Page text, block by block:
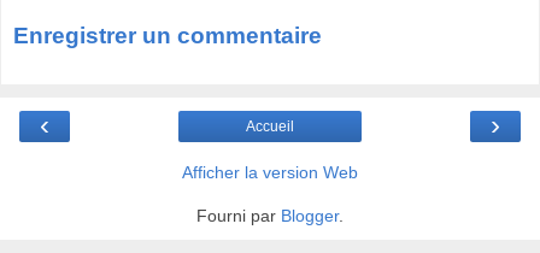
Enregistrer un commentaire
‹ ›
Accueil
Afficher la version Web
Fourni par Blogger.